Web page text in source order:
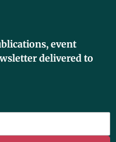
event
delivered to